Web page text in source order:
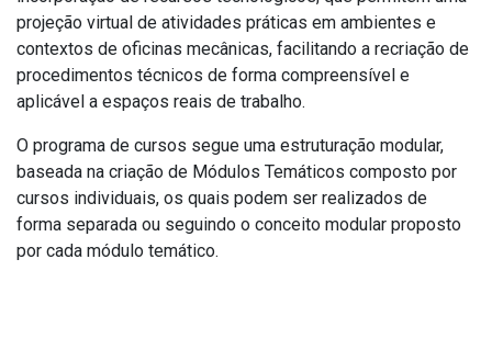
projeção virtual de atividades práticas em ambientes e
contextos de oficinas mecânicas, facilitando a recriação de
procedimentos técnicos de forma compreensível e
aplicável a espaços reais de trabalho.
O programa de cursos segue uma estruturação modular,
baseada na criação de Módulos Temáticos composto por
cursos individuais, os quais podem ser realizados de
forma separada ou seguindo o conceito modular proposto
por cada módulo temático.